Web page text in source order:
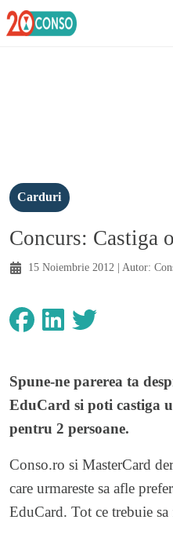
Carduri
Concurs: Castiga
15 Noiembrie 2012 | Autor:
Spune-ne parerea ta
EduCard si poti castiga
pentru 2 persoane.
Conso.ro si MasterCard
care urmareste sa afle
EduCard. Tot ce trebuie sa